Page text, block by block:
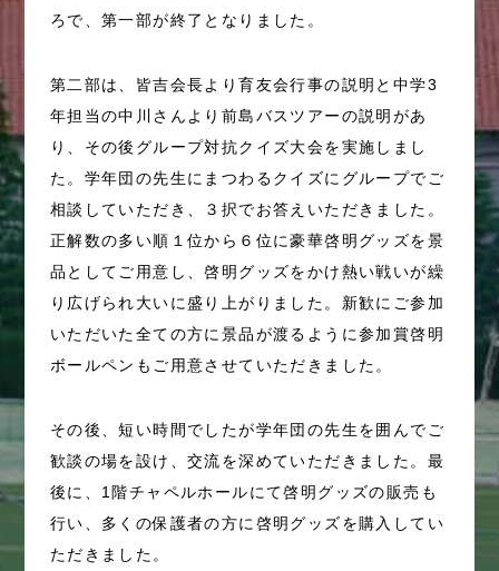
ろで、第一部が終了となりました。
第二部は、皆吉会長より育友会行事の説明と中学3
年担当の中川さんより前島バスツアーの説明があ
り、その後グループ対抗クイズ大会を実施しまし
た。学年団の先生にまつわるクイズにグループでご
相談していただき、３択でお答えいただきました。
正解数の多い順１位から６位に豪華啓明グッズを景
品としてご用意し、啓明グッズをかけ熱い戦いが繰
り広げられ大いに盛り上がりました。新歓にご参加
いただいた全ての方に景品が渡るように参加賞啓明
ボールペンもご用意させていただきました。
その後、短い時間でしたが学年団の先生を囲んでご
歓談の場を設け、交流を深めていただきました。最
後に、1階チャペルホールにて啓明グッズの販売も
行い、多くの保護者の方に啓明グッズを購入してい
ただきました。